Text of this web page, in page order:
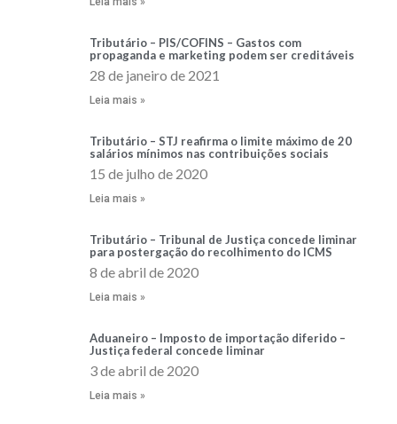
Tributário – PIS/COFINS – Gastos com
propaganda e marketing podem ser creditáveis
28 de janeiro de 2021
Leia mais »
Tributário – STJ reafirma o limite máximo de 20
salários mínimos nas contribuições sociais
15 de julho de 2020
Leia mais »
Tributário – Tribunal de Justiça concede liminar
para postergação do recolhimento do ICMS
8 de abril de 2020
Leia mais »
Aduaneiro – Imposto de importação diferido –
Justiça federal concede liminar
3 de abril de 2020
Leia mais »